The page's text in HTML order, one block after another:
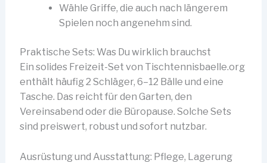
Wähle Griffe, die auch nach längerem
Spielen noch angenehm sind.
Praktische Sets: Was Du wirklich brauchst
Ein solides Freizeit-Set von Tischtennisbaelle.org
enthält häufig 2 Schläger, 6–12 Bälle und eine
Tasche. Das reicht für den Garten, den
Vereinsabend oder die Büropause. Solche Sets
sind preiswert, robust und sofort nutzbar.
Ausrüstung und Ausstattung: Pflege, Lagerung